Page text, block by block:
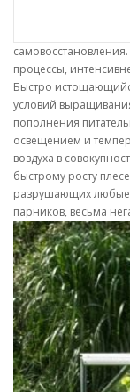
процессы,
Быстро
условий
пополнения
освещением и
воздуха в
быстрому росту
разрушающих любые
парников, весьма